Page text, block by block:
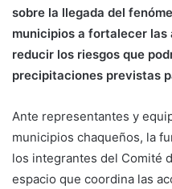
sobre la llegada del
municipios a fortalecer
reducir los riesgos que
precipitaciones previstas
Ante representantes y
municipios chaqueños, la
los integrantes del Comité
espacio que coordina las